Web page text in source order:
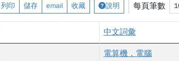
列印 儲存 email 收藏 說明 每頁筆數
中文詞彙
電算機，電腦